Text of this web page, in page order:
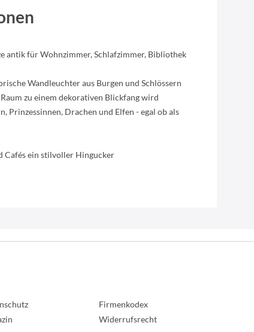
antik für Wohnzimmer, Schlafzimmer, Bibliothek
Wandleuchter aus Burgen und Schlössern
zu einem dekorativen Blickfang wird
Prinzessinnen, Drachen und Elfen - egal ob als
Cafés ein stilvoller Hingucker
Firmenkodex
Widerrufsrecht